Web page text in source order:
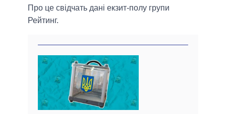
Про це свідчать дані екзит-полу групи
Рейтинг.